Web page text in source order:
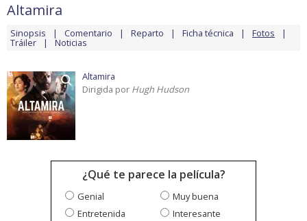
Altamira
Sinopsis Comentario Reparto Ficha técnica Fotos
Tráiler Noticias
Altamira
Dirigida por Hugh Hudson
¿Qué te parece la película?
Genial
Muy buena
Entretenida
Interesante